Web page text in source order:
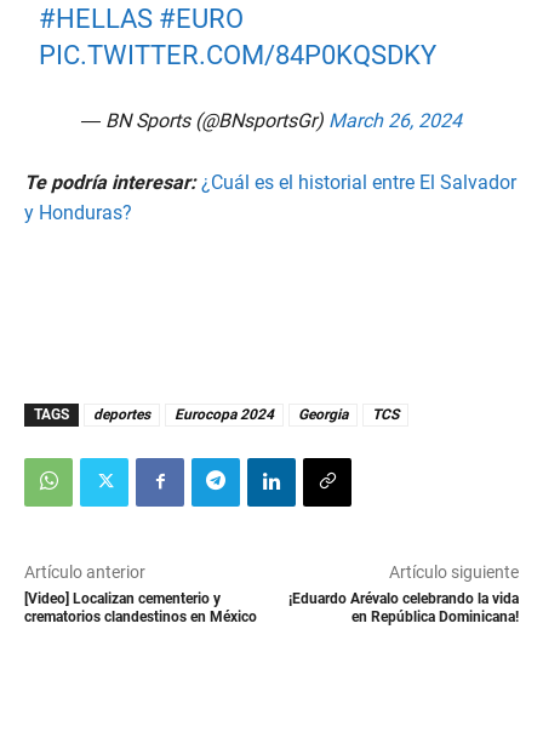
#HELLAS #EURO
PIC.TWITTER.COM/84P0KQSDKY
— BN Sports (@BNsportsGr) March 26, 2024
Te podría interesar: ¿Cuál es el historial entre El Salvador
y Honduras?
TAGS deportes Eurocopa 2024 Georgia TCS
Artículo anterior
[Video] Localizan cementerio y
crematorios clandestinos en México
Artículo siguiente
¡Eduardo Arévalo celebrando la vida
en República Dominicana!